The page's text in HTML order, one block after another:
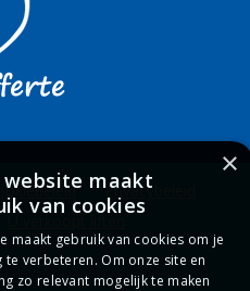
Privacybeleid
×
website maakt
van cookies
maakt gebruik van cookies om je
te verbeteren. Om onze site en
zo relevant mogelijk te maken